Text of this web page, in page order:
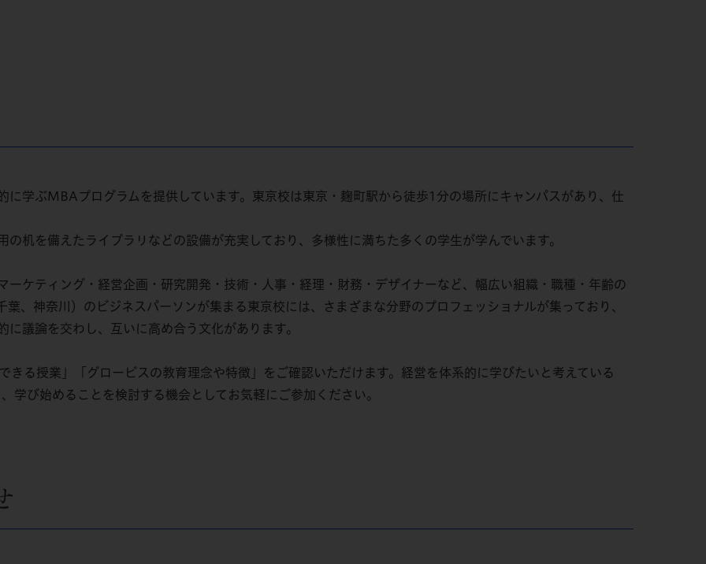
に学ぶMBAプログラムを提供しています。東京校は東京・麹町駅から徒歩1分の場所にキャンパスがあり、仕
机を備えたライブラリなどの設備が充実しており、多様性に満ちた多くの学生が学んでいます。
ケティング・経営企画・研究開発・技術・人事・経理・財務・デザイナーなど、幅広い組織・職種・年齢の
、神奈川）のビジネスパーソンが集まる東京校には、さまざまな分野のプロフェッショナルが集っており、
議論を交わし、互いに高め合う文化があります。
る授業」「グロービスの教育理念や特徴」をご確認いただけます。経営を体系的に学びたいと考えている
学び始めることを検討する機会としてお気軽にご参加ください。